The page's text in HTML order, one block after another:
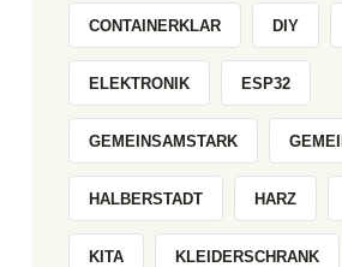
CONTAINERKLAR DIY
ELEKTRONIK ESP32
GEMEINSAMSTARK
HALBERSTADT HARZ
KITA KLEIDERSCHRANK